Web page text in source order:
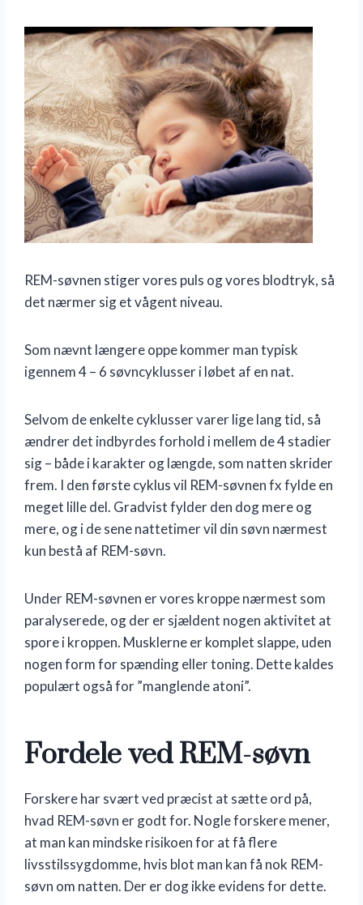
REM-søvnen stiger vores puls og vores blodtryk, så
det nærmer sig et vågent niveau.
Som nævnt længere oppe kommer man typisk
igennem 4 – 6 søvncyklusser i løbet af en nat.
Selvom de enkelte cyklusser varer lige lang tid, så
ændrer det indbyrdes forhold i mellem de 4 stadier
sig – både i karakter og længde, som natten skrider
frem. I den første cyklus vil REM-søvnen fx fylde en
meget lille del. Gradvist fylder den dog mere og
mere, og i de sene nattetimer vil din søvn nærmest
kun bestå af REM-søvn.
Under REM-søvnen er vores kroppe nærmest som
paralyserede, og der er sjældent nogen aktivitet at
spore i kroppen. Musklerne er komplet slappe, uden
nogen form for spænding eller toning. Dette kaldes
populært også for ”manglende atoni”.
Fordele ved REM-søvn
Forskere har svært ved præcist at sætte ord på,
hvad REM-søvn er godt for. Nogle forskere mener,
at man kan mindske risikoen for at få flere
livsstilssygdomme, hvis blot man kan få nok REM-
søvn om natten. Der er dog ikke evidens for dette.